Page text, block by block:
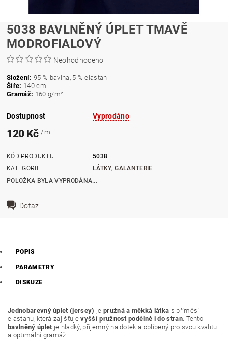
5038 BAVLNĚNÝ ÚPLET TMAVĚ
MODROFIALOVÝ
Neohodnoceno
Složení: 95 % bavlna, 5 % elastan
Šíře: 140 cm
Gramáž: 160 g/m²
Dostupnost Vyprodáno
120 Kč / m
KÓD PRODUKTU
5038
KATEGORIE
LÁTKY, GALANTERIE
POLOŽKA BYLA VYPRODÁNA...
Dotaz
POPIS
PARAMETRY
DISKUZE
Jednobarevný úplet (jersey) je pružná a měkká látka s příměsí
elastanu, která zajišťujevyšší pružnost podélně i do stran. Tento
bavlněný úplet je hladký, příjemný na dotek a oblíbený pro svou kvalitu
a optimální gramáž.